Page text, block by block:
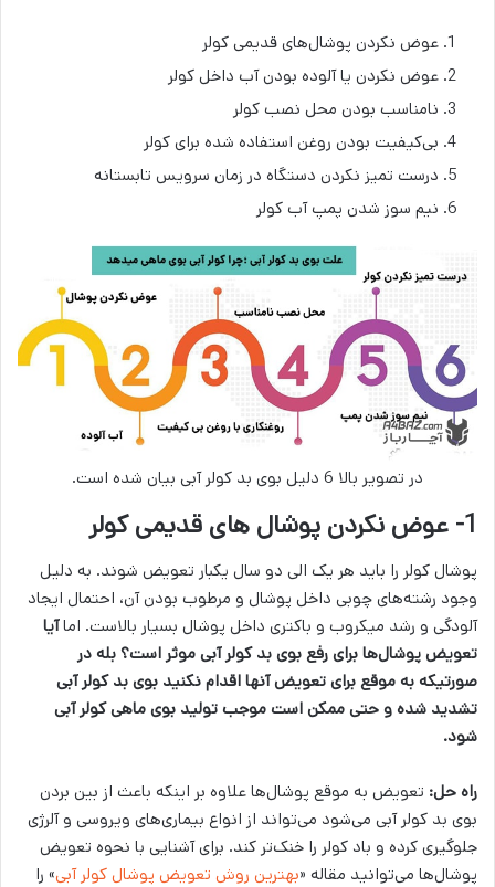
عوض نکردن پوشال‌های قدیمی کولر
عوض نکردن یا آلوده بودن آب داخل کولر
نامناسب بودن محل نصب کولر
بی‌کیفیت بودن روغن استفاده شده برای کولر
درست تمیز نکردن دستگاه در زمان سرویس تابستانه
نیم سوز شدن پمپ آب کولر
در تصویر بالا 6 دلیل بوی بد کولر آبی بیان شده است.
1- عوض نکردن پوشال های قدیمی کولر
پوشال کولر را باید هر یک الی دو سال یکبار تعویض شوند. به دلیل
وجود رشته‌های چوبی داخل پوشال و مرطوب بودن آن، احتمال ایجاد
آلودگی و رشد میکروب و باکتری داخل پوشال بسیار بالاست. اماآیا
تعویض پوشال‌ها برای رفع بوی بد کولر آبی موثر است؟بله در
صورتیکه به موقع برای تعویض آنها اقدام نکنید بوی بد کولر آبی
تشدید شده و حتی ممکن است موجب تولید بوی ماهی کولر آبی
شود.
راه حل: تعویض به موقع پوشال‌ها علاوه بر اینکه باعث از بین بردن
بوی بد کولر آبی می‌شود می‌تواند از انواع بیماری‌های ویروسی و آلرژی
جلوگیری کرده و باد کولر را خنک‌تر کند. برای آشنایی با نحوه تعویض
پوشال‌ها می‌توانید مقاله «بهترین روش تعویض پوشال کولر آبی» را